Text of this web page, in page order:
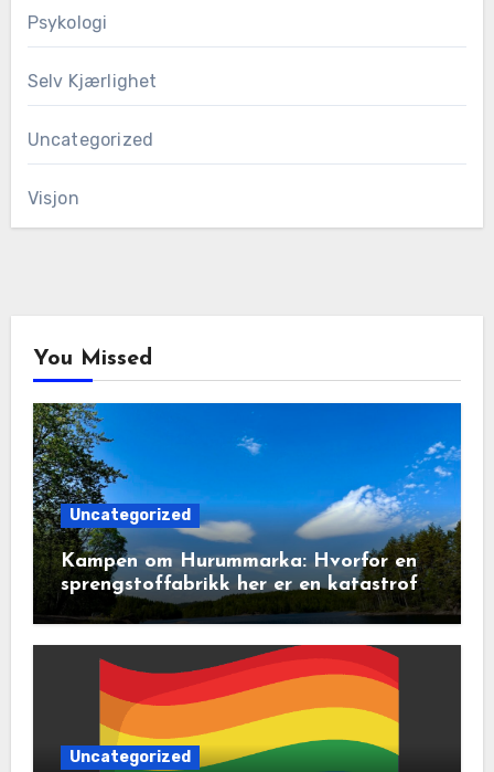
Psykologi
Selv Kjærlighet
Uncategorized
Visjon
You Missed
Uncategorized
Kampen om Hurummarka: Hvorfor en
sprengstoffabrikk her er en katastrofe
for natur og lokalsamfunn
Uncategorized